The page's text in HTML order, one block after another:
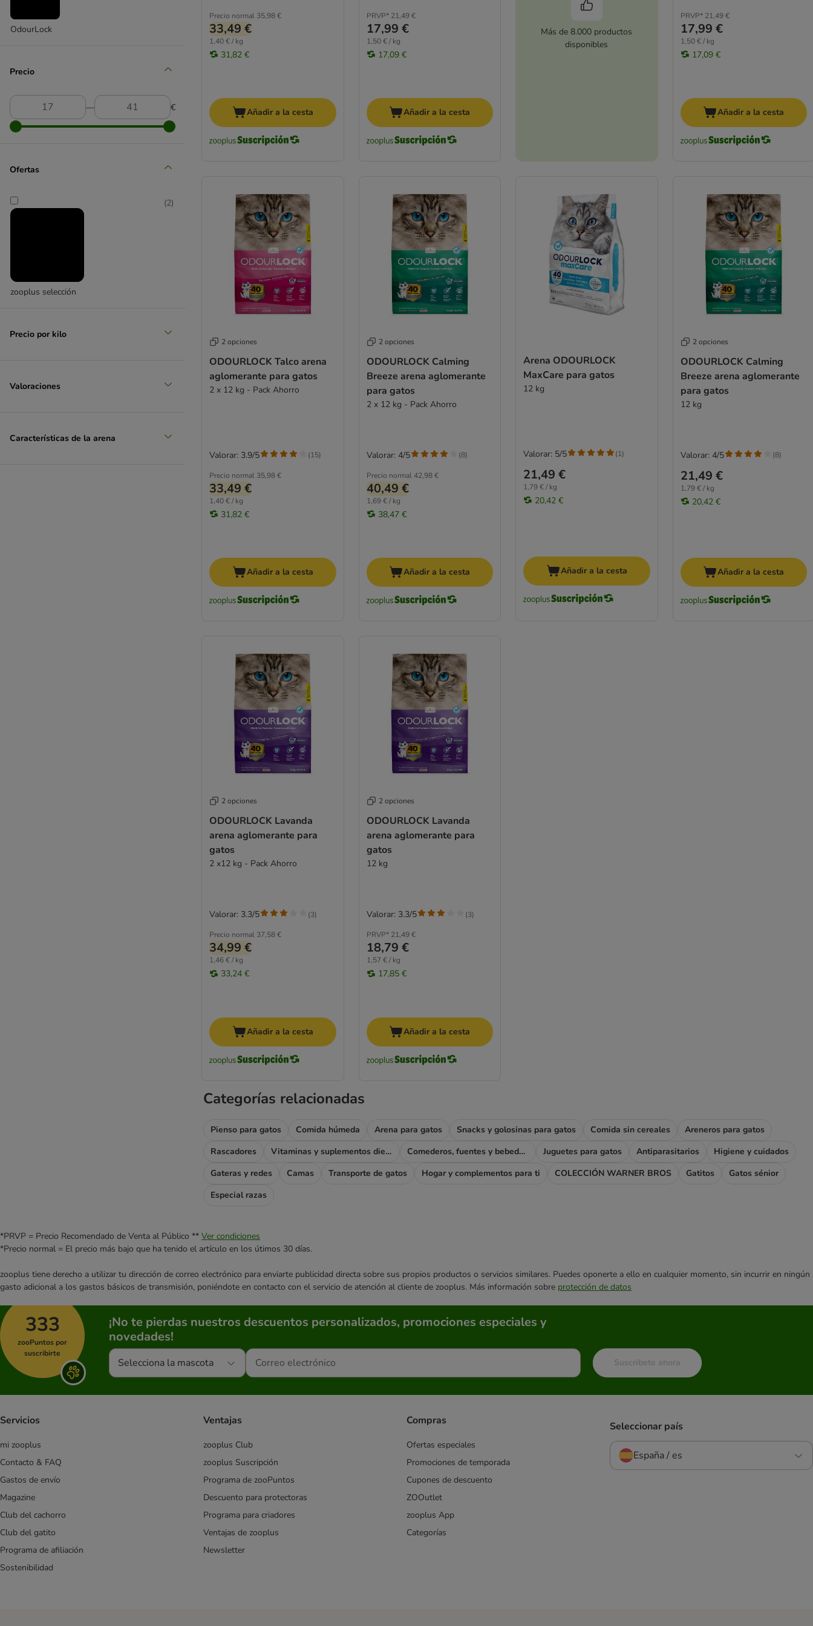
Sanicat
Super Benek
Vitakraft
World's Best Cat Litter
OdourLock
Precio
― €
Ofertas
zooplus selección
(2)
Precio por kilo
Valoraciones
Características de la arena
Precio normal 35,98 €
33,49 €
1,40 € / kg
31,82 €
Añadir a la cesta
PRVP* 21,49 €
17,99 €
1,50 € / kg
17,09 €
Añadir a la cesta
Más de 8.000 productos
disponibles
PRVP* 21,49 €
17,99 €
1,50 € / kg
17,09 €
Añadir a la cesta
2 opciones
ODOURLOCK Talco arena
aglomerante para gatos
2 x 12 kg - Pack Ahorro
Precio normal 35,98 €
33,49 €
1,40 € / kg
31,82 €
Valorar: 3.9/5 (15)
Añadir a la cesta
2 opciones
ODOURLOCK Calming
Breeze arena aglomerante
para gatos
2 x 12 kg - Pack Ahorro
Precio normal 42,98 €
40,49 €
1,69 € / kg
38,47 €
Valorar: 4/5 (8)
Añadir a la cesta
Arena ODOURLOCK
MaxCare para gatos
12 kg
21,49 €
1,79 € / kg
20,42 €
Valorar: 5/5 (1)
Añadir a la cesta
2 opciones
ODOURLOCK Calming
Breeze arena aglomerante
para gatos
12 kg
21,49 €
1,79 € / kg
20,42 €
Valorar: 4/5 (8)
Añadir a la cesta
2 opciones
ODOURLOCK Lavanda
arena aglomerante para
gatos
2 x12 kg - Pack Ahorro
Precio normal 37,58 €
34,99 €
1,46 € / kg
33,24 €
Valorar: 3.3/5 (3)
Añadir a la cesta
2 opciones
ODOURLOCK Lavanda
arena aglomerante para
gatos
12 kg
PRVP* 21,49 €
18,79 €
1,57 € / kg
17,85 €
Valorar: 3.3/5 (3)
Añadir a la cesta
Categorías relacionadas
Pienso para gatos Comida húmeda Arena para gatos Snacks y golosinas para gatos Comida sin cereales
Areneros para gatos
Rascadores
Vitaminas y suplementos dietéticos Comederos, fuentes y bebederos Juguetes para gatos Antiparasitarios
Higiene y cuidados
Gateras y redes
Camas Transporte de gatos Hogar y complementos para ti COLECCIÓN WARNER BROS Gatitos
Gatos sénior
Especial razas
*PRVP = Precio Recomendado de Venta al Público ** Ver condiciones
*Precio normal = El precio más bajo que ha tenido el artículo en los útimos 30 días.
zooplus tiene derecho a utilizar tu dirección de correo electrónico para enviarte publicidad directa sobre sus propios productos o servicios similares. Puedes oponerte a ello en cualquier momento, sin incurrir en ningún
gasto adicional a los gastos básicos de transmisión, poniéndote en contacto con el servicio de atención al cliente de zooplus. Más información sobre protección de datos
333
zooPuntos por
suscribirte
¡No te pierdas nuestros descuentos personalizados, promociones especiales y
novedades!
Selecciona la mascota Suscríbete ahora
Servicios
mi zooplus
Contacto & FAQ
Gastos de envío
Magazine
Club del cachorro
Club del gatito
Programa de afiliación
Sostenibilidad
Ventajas
zooplus Club
zooplus Suscripción
Programa de zooPuntos
Descuento para protectoras
Programa para criadores
Ventajas de zooplus
Newsletter
Compras
Ofertas especiales
Promociones de temporada
Cupones de descuento
ZOOutlet
zooplus App
Categorías
Seleccionar país
España / es